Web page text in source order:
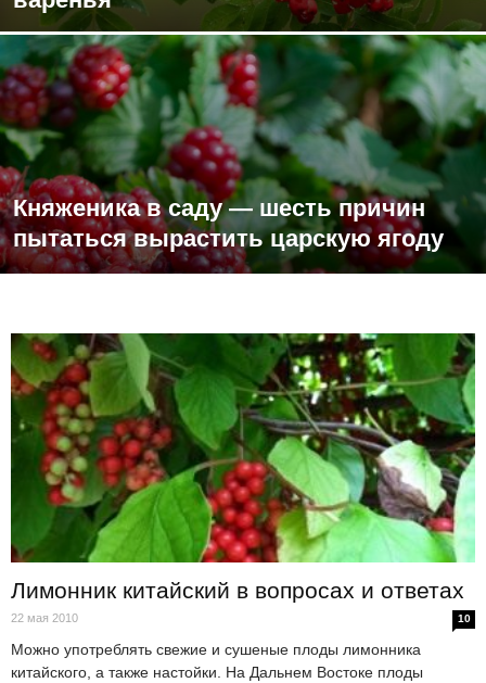
Княженика в саду — шесть причин
пытаться вырастить царскую ягоду
Лимонник китайский в вопросах и ответах
22 мая 2010 10
Можно употреблять свежие и сушеные плоды лимонника
китайского, а также настойки. На Дальнем Востоке плоды